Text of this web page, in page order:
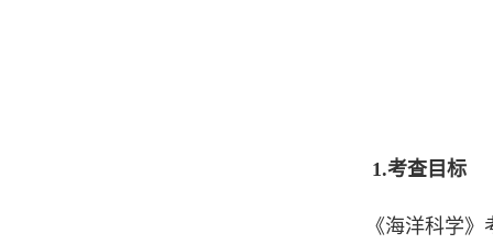
1.考查目标
《海洋科学